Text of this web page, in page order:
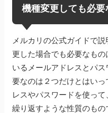
機種変更しても必
メルカリの公式ガイドで
更した場合でも必要なも
いるメールアドレスとパ
要なのは２つだけとはい
レスやパスワードを使っ
繰り返すような性質のも